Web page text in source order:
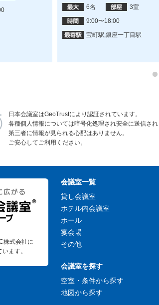
6名
3室
9:00〜18:00
宝町駅,銀座一丁目駅
日本会議室はGeoTrustにより認証されています。
各種個人情報については暗号化処理され安全に送信され
第三者に情報が見られる心配はありません。
ご安心してご利用ください。
株式会社に
ます。
会議室一覧
貸し会議室
ホテル内会議室
ホール
宴会場
その他
会議室を探す
空室・条件から探す
地図から探す